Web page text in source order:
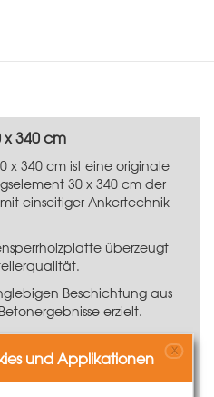
340 cm
x 340 cm ist eine originale
30 x 340 cm der
einseitiger Ankertechnik
überzeugt
Beschichtung aus
erzielt.
12-schichtig
und Applikationen X